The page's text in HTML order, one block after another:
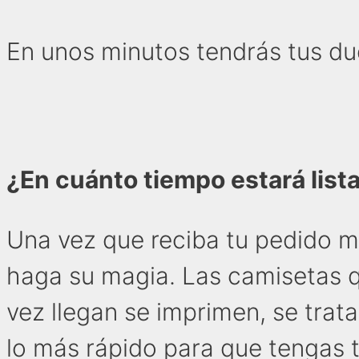
En unos minutos tendrás tus
¿En cuánto tiempo estará
Una vez que reciba tu pedido
haga su magia. Las camisetas
vez llegan se imprimen, se
lo más rápido para que